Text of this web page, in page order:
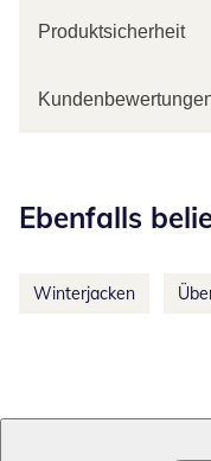
Produktsicherheit
Ebenfalls
Winterjacken